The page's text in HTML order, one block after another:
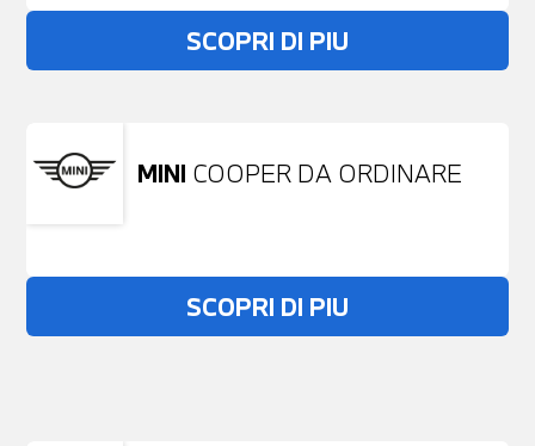
SCOPRI DI PIU
MINI COOPER DA ORDINARE
SCOPRI DI PIU
Non stai trovando ciò che cerchi?